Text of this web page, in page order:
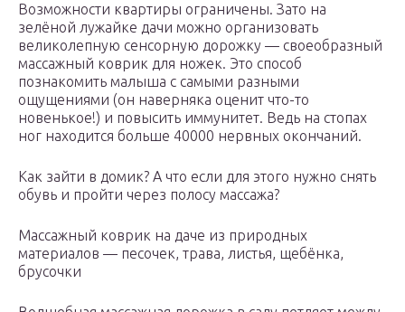
Возможности квартиры ограничены. Зато на
зелёной лужайке дачи можно организовать
великолепную сенсорную дорожку — своеобразный
массажный коврик для ножек. Это способ
познакомить малыша с самыми разными
ощущениями (он наверняка оценит что-то
новенькое!) и повысить иммунитет. Ведь на стопах
ног находится больше 40000 нервных окончаний.
Как зайти в домик? А что если для этого нужно снять
обувь и пройти через полосу массажа?
Массажный коврик на даче из природных
материалов — песочек, трава, листья, щебёнка,
брусочки